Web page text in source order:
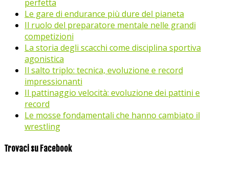
perfetta
Le gare di endurance più dure del pianeta
Il ruolo del preparatore mentale nelle grandi
competizioni
La storia degli scacchi come disciplina sportiva
agonistica
Il salto triplo: tecnica, evoluzione e record
impressionanti
Il pattinaggio velocità: evoluzione dei pattini e
record
Le mosse fondamentali che hanno cambiato il
wrestling
Trovaci su Facebook